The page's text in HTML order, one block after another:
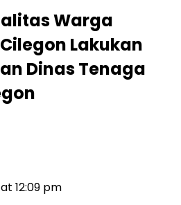
Warga
Lakukan
Dinas Tenaga
12:09 pm